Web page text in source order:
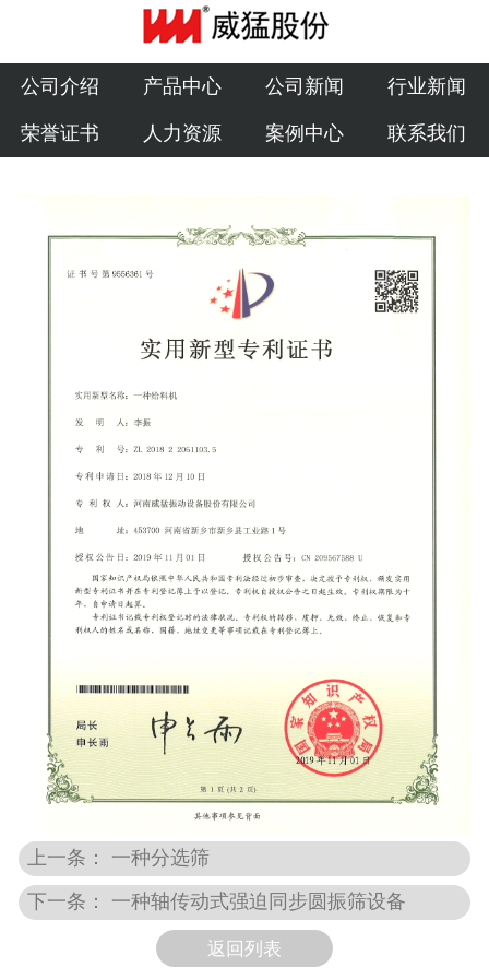
公司介绍
产品中心
公司新闻
荣誉证书
人力资源
案例中心
公司介绍 产品中心 公司新闻 行业新闻
荣誉证书 人力资源 案例中心 联系我们
上一条： 一种分选筛
下一条： 一种轴传动式强迫同步圆振筛设备
返回列表